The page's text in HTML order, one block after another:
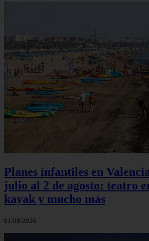
Planes infantiles en
julio al 2 de agosto: teatro
kayak y mucho más
01/08/2026